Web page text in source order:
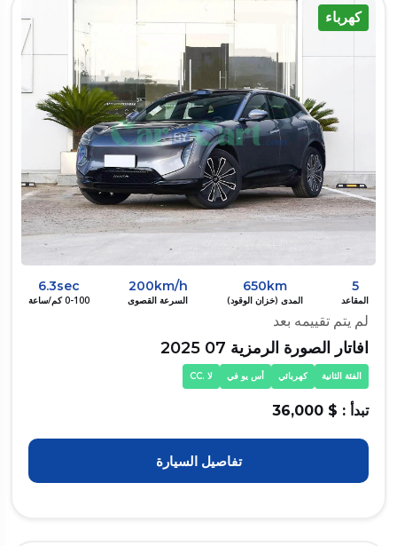
كهرباء
5
المقاعد
650km
المدى (خزان الوقود)
200km/h
السرعة القصوى
6.3sec
0-100 كم/ساعة
لم يتم تقييمه بعد
افاتار الصورة الرمزية 07 2025
الفئة الثانية كهربائي أس يو في لا .CC
تبدأ : $ 36,000
تفاصيل السيارة